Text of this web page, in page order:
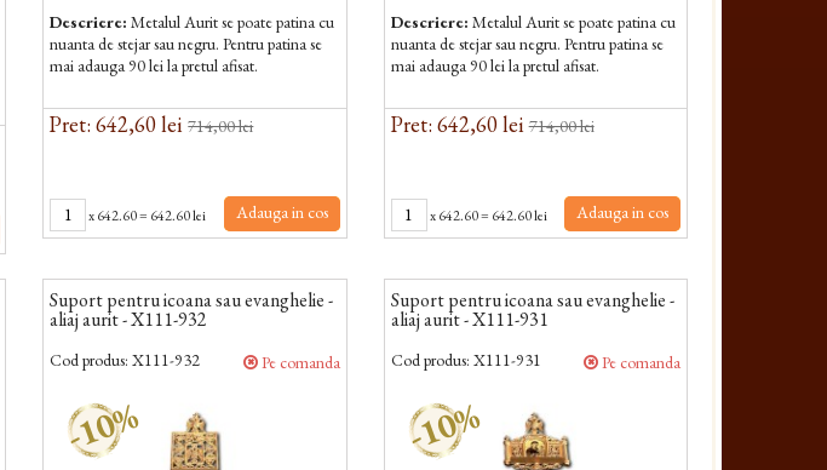
Descriere:Metalul Aurit se poate patina cu
nuanta de stejar sau negru. Pentru patina se
mai adauga 90 lei la pretul afisat.
Pret: 642,60 lei 714,00 lei
x642.60= 642.60 lei Adauga in cos
Descriere: Metalul Aurit se poate patina cu
nuanta de stejar sau negru. Pentru patina se
mai adauga 90 lei la pretul afisat.
Pret: 642,60 lei 714,00 lei
x642.60= 642.60 lei Adauga in cos
Suport pentru icoana sau evanghelie -
aliaj aurit - X111-932
Cod produs: X111-932 Pe comanda
-10%
Suport pentru icoana sau evanghelie -
aliaj aurit - X111-931
Cod produs: X111-931 Pe comanda
-10%